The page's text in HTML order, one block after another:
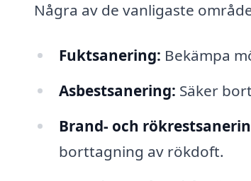
Några av de vanligaste
Fuktsanering: Bekämpa
Asbestsanering: Säker
Brand- och
borttagning av rökdoft.